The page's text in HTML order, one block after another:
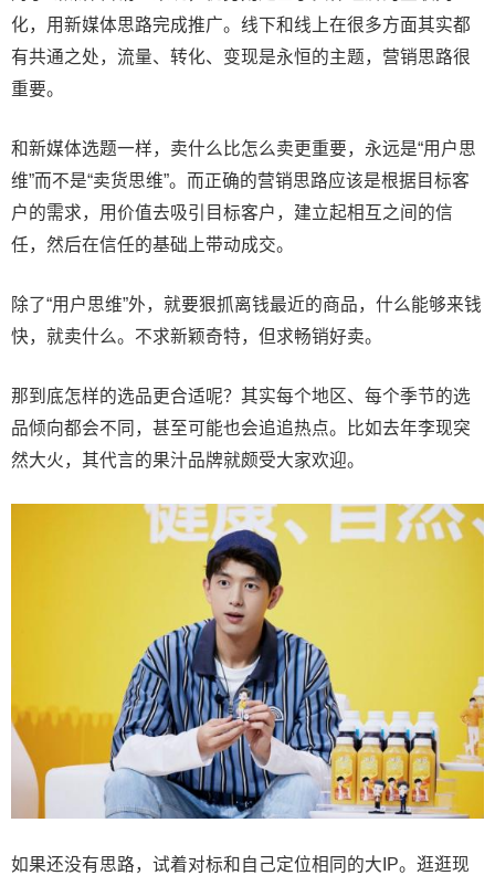
化，用新媒体思路完成推广。线下和线上在很多方面其实都
有共通之处，流量、转化、变现是永恒的主题，营销思路很
重要。
和新媒体选题一样，卖什么比怎么卖更重要，永远是“用户思
维”而不是“卖货思维”。而正确的营销思路应该是根据目标客
户的需求，用价值去吸引目标客户，建立起相互之间的信
任，然后在信任的基础上带动成交。
除了“用户思维”外，就要狠抓离钱最近的商品，什么能够来钱
快，就卖什么。不求新颖奇特，但求畅销好卖。
那到底怎样的选品更合适呢？其实每个地区、每个季节的选
品倾向都会不同，甚至可能也会追追热点。比如去年李现突
然大火，其代言的果汁品牌就颇受大家欢迎。
如果还没有思路，试着对标和自己定位相同的大IP。逛逛现